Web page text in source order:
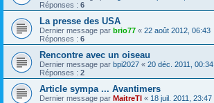
Réponses : 6
La presse des USA
Dernier message par brio77 « 22 août 2012, 06:43
Réponses : 6
Rencontre avec un oiseau
Dernier message par bpi2027 « 20 déc. 2011, 00:34
Réponses : 2
Article sympa ... Avantimers
Dernier message par MaitreTI « 18 juil. 2011, 23:47